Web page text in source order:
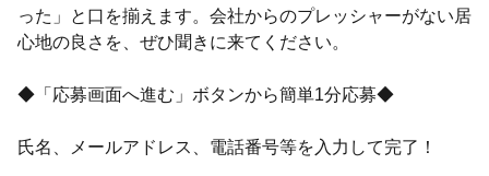
った」と口を揃えます。会社からのプレッシャーがない居
心地の良さを、ぜひ聞きに来てください。
◆「応募画面へ進む」ボタンから簡単1分応募◆
氏名、メールアドレス、電話番号等を入力して完了！